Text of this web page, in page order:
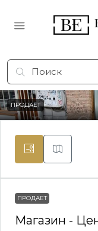
ПРОДАЕТ
ПРОДАЕТ
Магазин -